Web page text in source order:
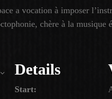
a vocation à imposer
chère à la
Details
Start: